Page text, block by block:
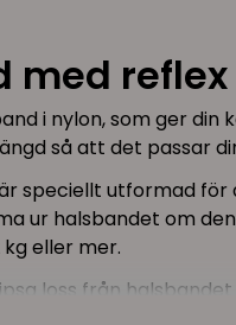
reflex
i nylon, som ger din
så att det passar
speciellt utformad för
ur halsbandet om
eller mer.
loss från